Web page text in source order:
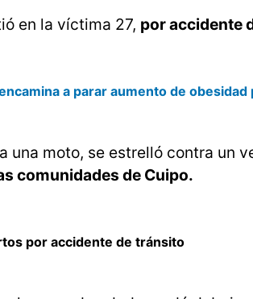
en la víctima 27, por accidente
a parar aumento de
una moto, se estrelló contra un
comunidades de Cuipo.
por accidente de tránsito